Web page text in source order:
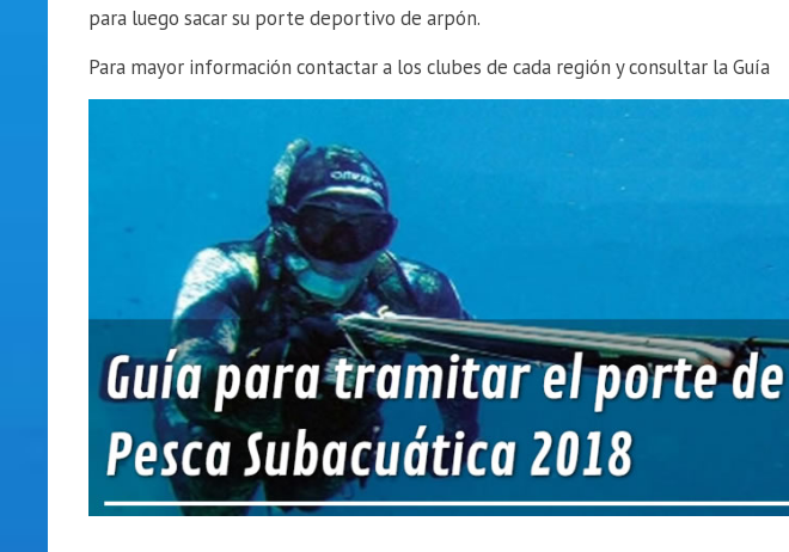
para luego sacar su porte deportivo de arpón.
Para mayor información contactar a los clubes de cada región y consultar la Guía